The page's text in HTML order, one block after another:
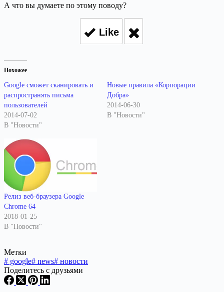
А что вы думаете по этому поводу?
Like
Похожее
Google сможет сканировать и
распространять письма
пользователей
2014-07-02
В "Новости"
Новые правила «Корпорации
Добра»
2014-06-30
В "Новости"
Релиз веб-браузера Google
Chrome 64
2018-01-25
В "Новости"
Метки
# google# news# новости
Поделитесь с друзьями